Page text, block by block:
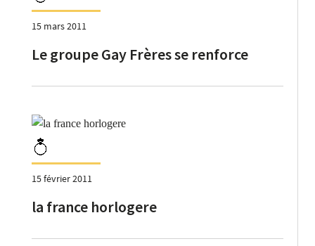
15 mars 2011
Le groupe Gay Frères se renforce
15 février 2011
la france horlogere